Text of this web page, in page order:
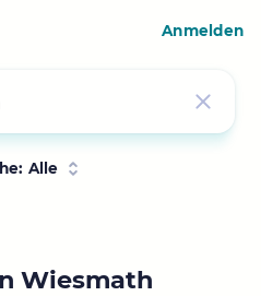
Alle
Wiesmath
Anmelden